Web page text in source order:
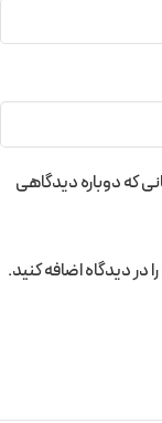
که دوباره دیدگاهی
دیدگاه اضافه کنید.